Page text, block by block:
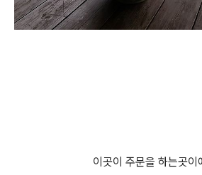
이곳이 주문을 하는곳이